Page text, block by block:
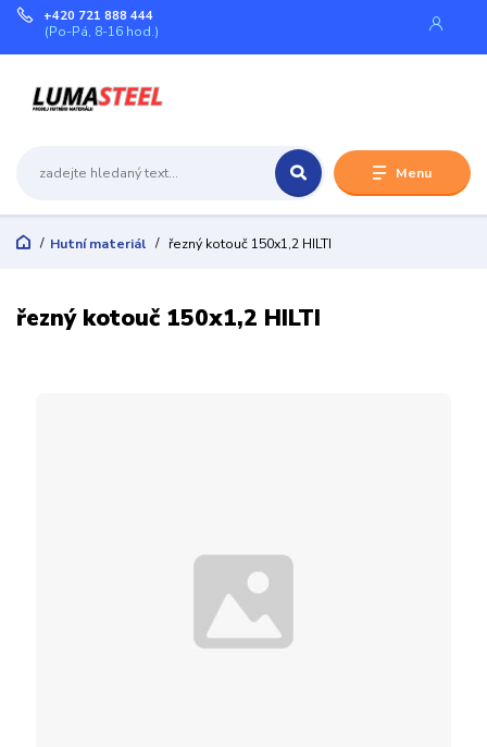
Menu
+420 721 888 444
(Po-Pá, 8-16 hod.)
Hutní materiál řezný kotouč 150x1,2 HILTI
řezný kotouč 150x1,2 HILTI